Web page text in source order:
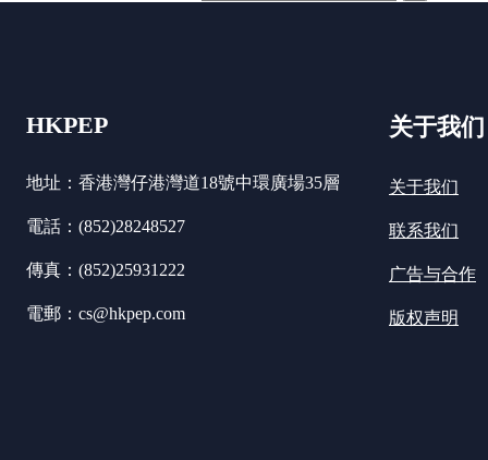
HKPEP
地址：香港灣仔港灣道18號中環廣場35層
電話：(852)28248527
傳真：(852)25931222
電郵：cs@hkpep.com
关于我们
关于我们
联系我们
广告与合作
版权声明